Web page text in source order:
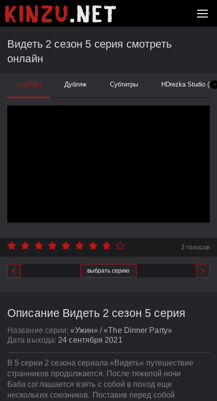
Видеть 2 сезон 5 серия смотреть
онлайн
>
LostFilm Дубляж Субтитры HDrezka Studio
2 голосов
выбрать серию
Описание Видеть 2 сезон 5 серия
Название серии:«Ужин» / «The Dinner Party»
Дата выхода: 24 сентября 2021
В 5 серии 2 сезона сериала «Видеть» путешествие
странников продолжается. После тяжелой ночи
Баба соглашается взять с собой в поход еще
нескольких союзников. Поставив перед собой